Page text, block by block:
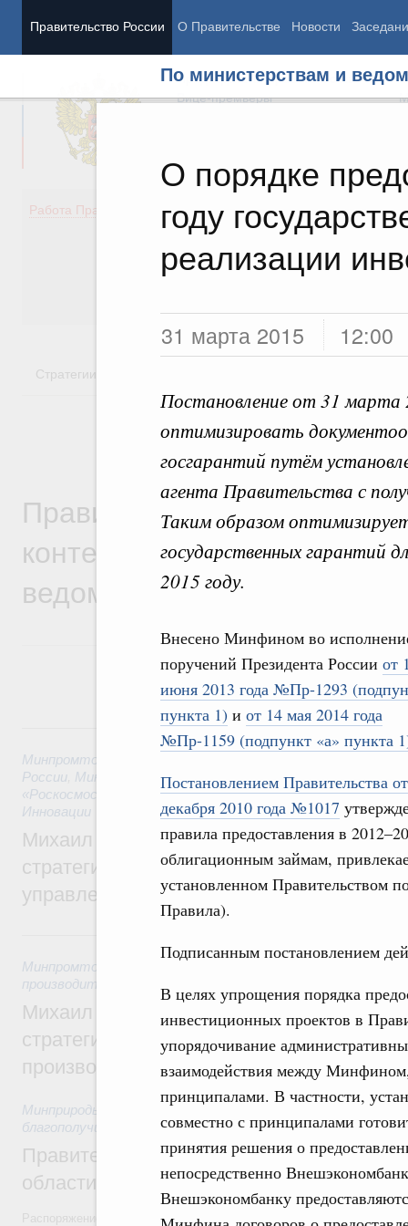
Правительство России О Правительстве Новости
По министерствам и
О порядке
году
реализации
31 марта 2015 12:00
Постановление от 31
оптимизировать
госгарантий путём
агента Правительства с
Таким образом
государственных гарантий
2015 году.
Внесено Минфином во
поручений Президента России от
июня 2013 года №Пр-1293
пункта 1) и от 14 мая 2014 года
№Пр-1159 (подпункт «а» пункта
Постановлением Правительства
декабря 2010 года №1017
правила предоставления в
облигационным займам,
установленном Правительством
Правила).
Подписанным постановлением
В целях упрощения порядка
инвестиционных проектов в
упорядочивание
взаимодействия между
принципалами. В частности,
совместно с принципалами
принятия решения о
непосредственно
Внешэкономбанку
Председатель Правительства
Вице-премьеры
Работа Правительства
Демография
Здоровье
Культура
Стратегии
Правительственная
контексте работы
ведомств
6 августа, четверг
Минпромторг России
России Минсельхоз России Минэнерго России
«Роскосмос»
Госкорпорация «Росатом»,6 августа 2026,
Инновации
Михаил Мишустин дал поручения по
стратегической сессии о
управления научно-технологическим
Минпромторг России
производительности труда и поддержки занятости
Михаил Мишустин дал поручения по
стратегической сессии, посвящённой
производительности труда
Минприроды России 5 августа 2026
Национальный
благополучие»
Правительство увеличило объём
области в рамках федерального
Распоряжение от 3 августа 2026 года №2067-р